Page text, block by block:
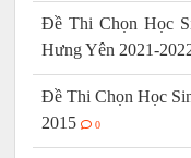
Đề Thi Chọn Học
Hưng Yên 2021-
Đề Thi Chọn Học
2015
0